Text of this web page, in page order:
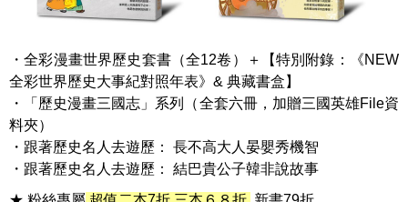
・全彩漫畫世界歷史套書（全12卷）＋【特別附錄：《NEW
全彩世界歷史大事紀對照年表》& 典藏書盒】
・「歷史漫畫三國志」系列（全套六冊，加贈三國英雄File資
料夾）
・跟著歷史名人去遊歷： 長不高大人晏嬰秀機智
・跟著歷史名人去遊歷： 結巴貴公子韓非說故事